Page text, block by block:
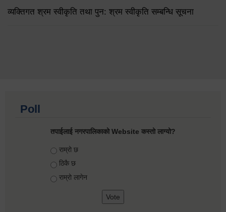
व्यक्तिगत श्रम स्वीकृति तथा पुन: श्रम स्वीकृति सम्बन्धि सूचना
Poll
तपाईलाई नगरपालिकाको Website कस्तो लाग्यो?
Choices
राम्रो छ
ठिकै छ
राम्रो लागेन